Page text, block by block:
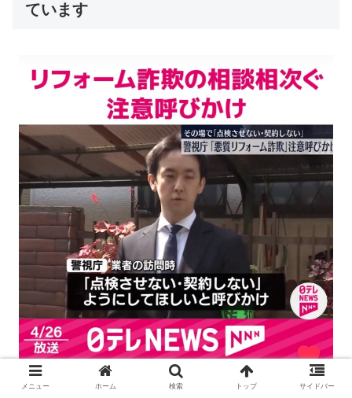
ています
メニュー ホーム 検索 トップ サイドバー